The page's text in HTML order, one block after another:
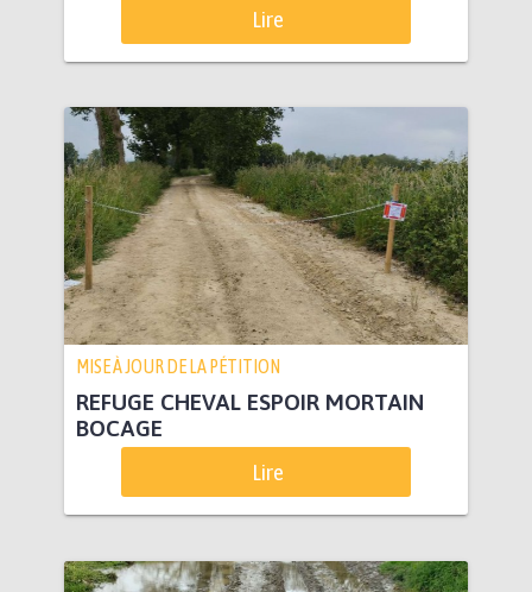
Lire
MISE À JOUR DE LA PÉTITION
REFUGE CHEVAL ESPOIR MORTAIN
BOCAGE
Lire